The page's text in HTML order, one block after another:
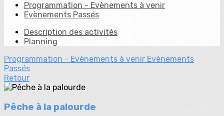
Programmation - Evènements à venir
Evènements Passés
Description des activités
Planning
Programmation - Evènements à venir Evènements
Passés
Retour
Pêche à la palourde